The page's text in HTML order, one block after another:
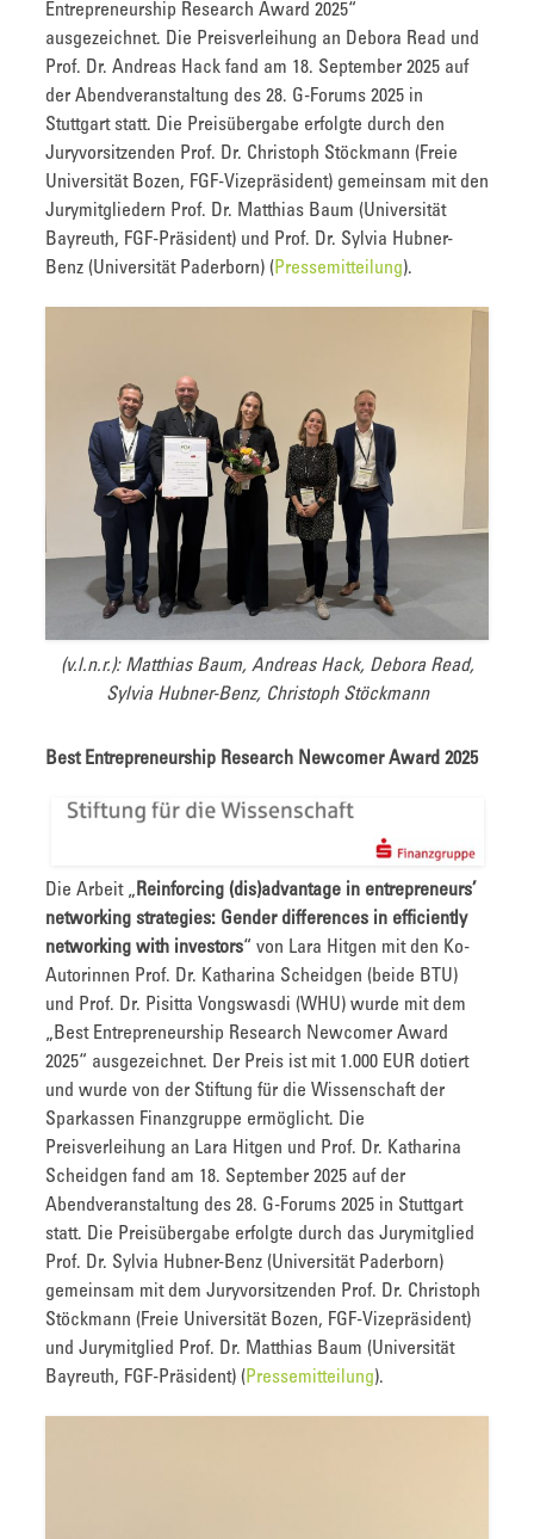
Entrepreneurship Research Award 2025“
ausgezeichnet. Die Preisverleihung an Debora Read und
Prof. Dr. Andreas Hack fand am 18. September 2025 auf
der Abendveranstaltung des 28. G-Forums 2025 in
Stuttgart statt. Die Preisübergabe erfolgte durch den
Juryvorsitzenden Prof. Dr. Christoph Stöckmann (Freie
Universität Bozen, FGF-Vizepräsident) gemeinsam mit den
Jurymitgliedern Prof. Dr. Matthias Baum (Universität
Bayreuth, FGF-Präsident) und Prof. Dr. Sylvia Hubner-
Benz (Universität Paderborn) (Pressemitteilung).
(v.l.n.r.): Matthias Baum, Andreas Hack, Debora Read,
Sylvia Hubner-Benz, Christoph Stöckmann
Best Entrepreneurship Research Newcomer Award 2025
Die Arbeit „Reinforcing (dis)advantage in entrepreneurs’
networking strategies: Gender differences in efficiently
networking with investors“ von Lara Hitgen mit den Ko-
Autorinnen Prof. Dr. Katharina Scheidgen (beide BTU)
und Prof. Dr. Pisitta Vongswasdi (WHU) wurde mit dem
„Best Entrepreneurship Research Newcomer Award
2025“ ausgezeichnet. Der Preis ist mit 1.000 EUR dotiert
und wurde von der Stiftung für die Wissenschaft der
Sparkassen Finanzgruppe ermöglicht. Die
Preisverleihung an Lara Hitgen und Prof. Dr. Katharina
Scheidgen fand am 18. September 2025 auf der
Abendveranstaltung des 28. G-Forums 2025 in Stuttgart
statt. Die Preisübergabe erfolgte durch das Jurymitglied
Prof. Dr. Sylvia Hubner-Benz (Universität Paderborn)
gemeinsam mit dem Juryvorsitzenden Prof. Dr. Christoph
Stöckmann (Freie Universität Bozen, FGF-Vizepräsident)
und Jurymitglied Prof. Dr. Matthias Baum (Universität
Bayreuth, FGF-Präsident) (Pressemitteilung).